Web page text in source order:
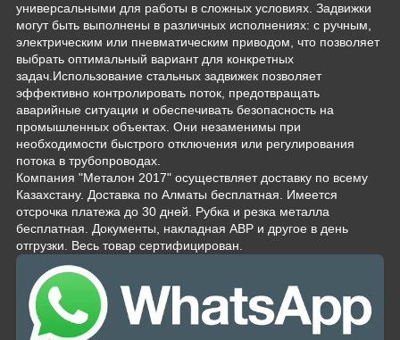
универсальными для работы в сложных условиях. Задвижки
могут быть выполнены в различных исполнениях: с ручным,
электрическим или пневматическим приводом, что позволяет
выбрать оптимальный вариант для конкретных
задач.Использование стальных задвижек позволяет
эффективно контролировать поток, предотвращать
аварийные ситуации и обеспечивать безопасность на
промышленных объектах. Они незаменимы при
необходимости быстрого отключения или регулирования
потока в трубопроводах.
Компания "Металон 2017" осуществляет доставку по всему
Казахстану. Доставка по Алматы бесплатная. Имеется
отсрочка платежа до 30 дней. Рубка и резка металла
бесплатная. Документы, накладная АВР и другое в день
отгрузки. Весь товар сертифицирован.